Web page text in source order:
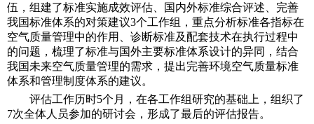
伍，组建了标准实施成效评估、国内外标准综合评述、完善
我国标准体系的对策建议3个工作组，重点分析标准各指标在
空气质量管理中的作用、诊断标准及配套技术在执行过程中
的问题，梳理了标准与国外主要标准体系设计的异同，结合
我国未来空气质量管理的需求，提出完善环境空气质量标准
体系和管理制度体系的建议。
评估工作历时5个月，在各工作组研究的基础上，组织了
7次全体人员参加的研讨会，形成了最后的评估报告。